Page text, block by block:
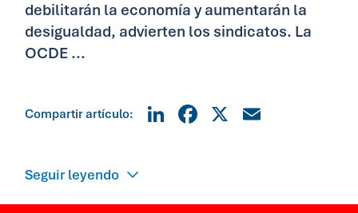
debilitarán la economía y aumentarán la
desigualdad, advierten los sindicatos. La
OCDE ...
Compartir artículo: LinkedIn
Facebook
X
Seguir leyendo